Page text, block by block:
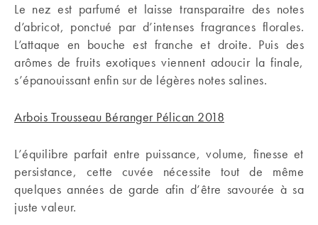
Le nez est parfumé et laisse transparaitre des notes
d’abricot, ponctué par d’intenses fragrances florales.
L’attaque en bouche est franche et droite. Puis des
arômes de fruits exotiques viennent adoucir la finale,
s’épanouissant enfin sur de légères notes salines.
Arbois Trousseau Béranger Pélican 2018
L’équilibre parfait entre puissance, volume, finesse et
persistance, cette cuvée nécessite tout de même
quelques années de garde afin d’être savourée à sa
juste valeur.